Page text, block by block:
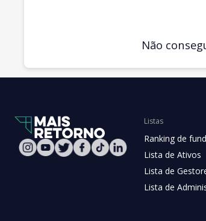
Não
Listas
Ranking de
Lista de Ativos
Lista de
Lista de